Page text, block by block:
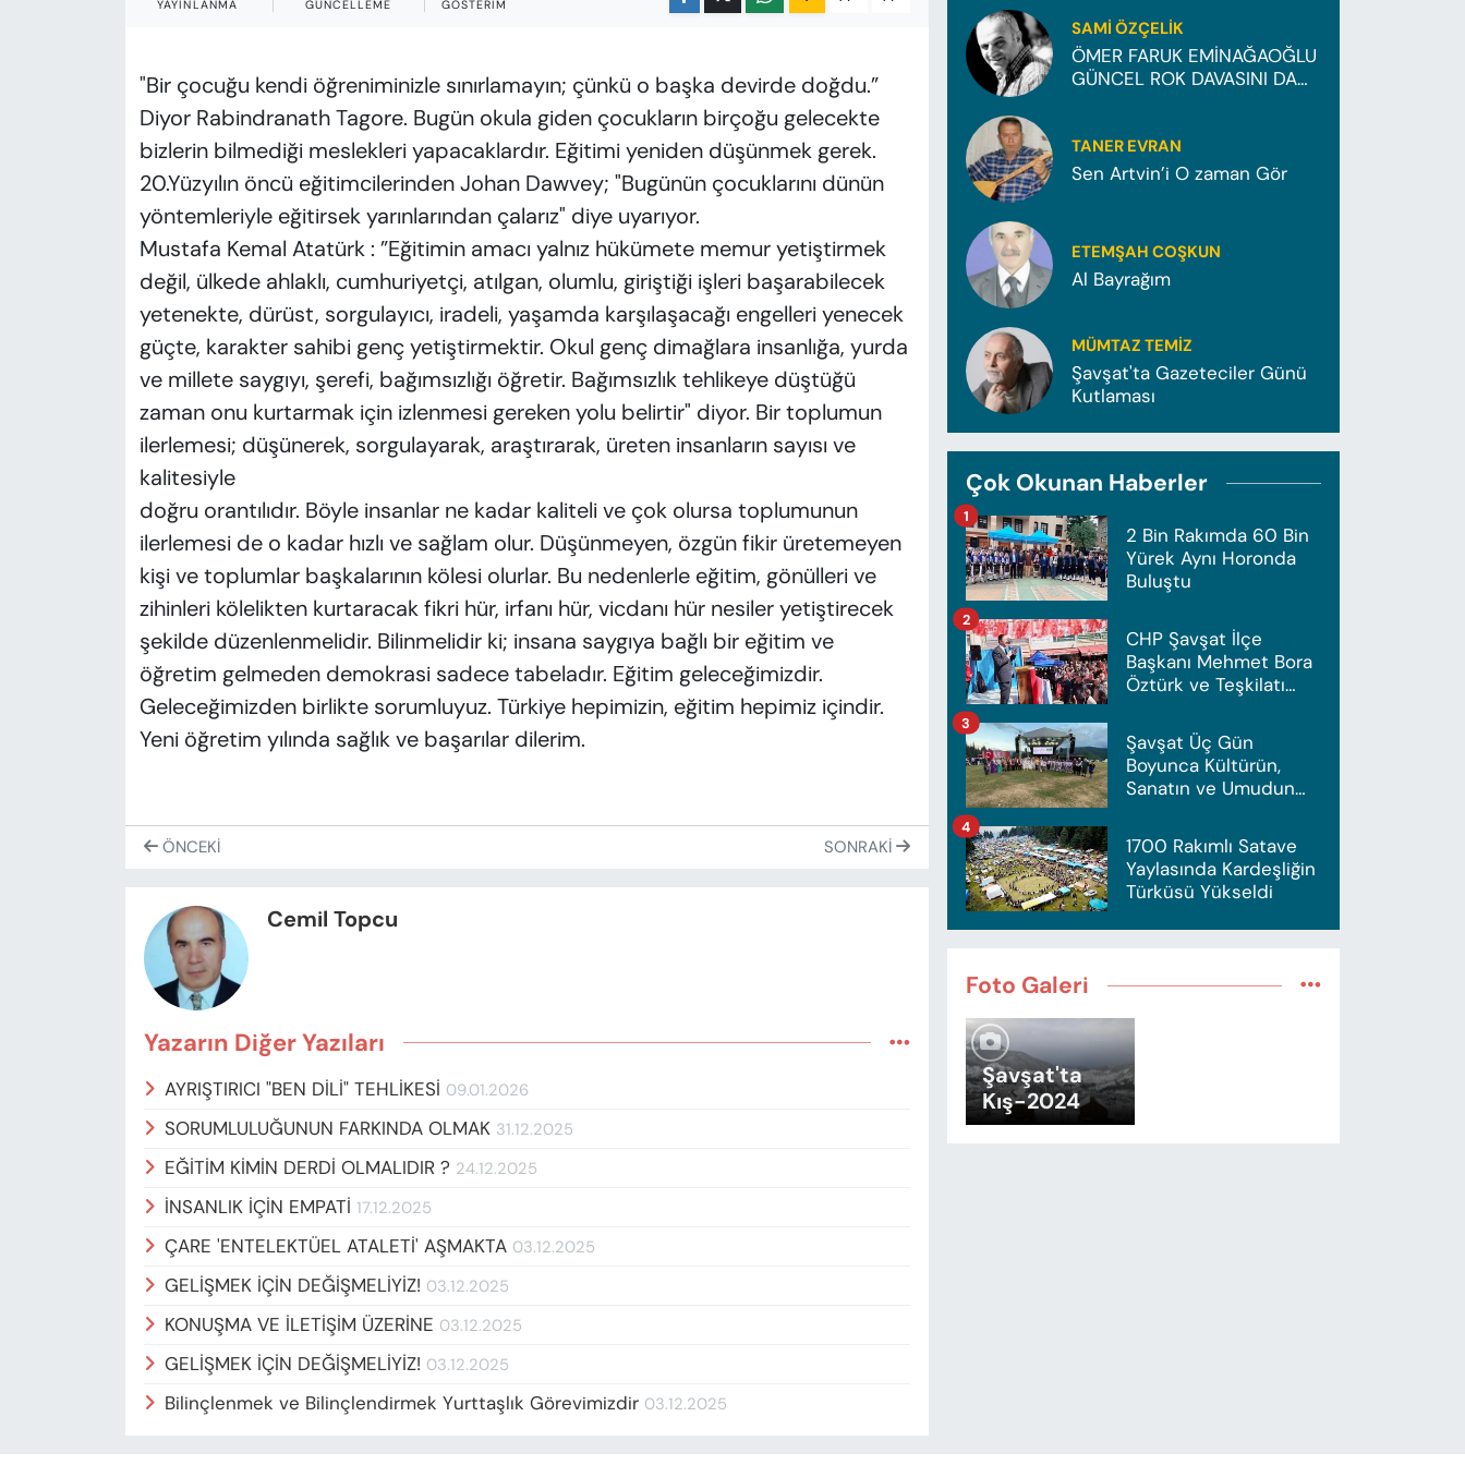
YAYINLANMA GÜNCELLEME GÖSTERIM
"Bir çocuğu kendi öğreniminizle sınırlamayın; çünkü o başka devirde doğdu.”
Diyor Rabindranath Tagore. Bugün okula giden çocukların birçoğu gelecekte
bizlerin bilmediği meslekleri yapacaklardır. Eğitimi yeniden düşünmek gerek.
20.Yüzyılın öncü eğitimcilerinden Johan Dawvey; "Bugünün çocuklarını dünün
yöntemleriyle eğitirsek yarınlarından çalarız" diye uyarıyor.
Mustafa Kemal Atatürk : ”Eğitimin amacı yalnız hükümete memur yetiştirmek
değil, ülkede ahlaklı, cumhuriyetçi, atılgan, olumlu, giriştiği işleri başarabilecek
yetenekte, dürüst, sorgulayıcı, iradeli, yaşamda karşılaşacağı engelleri yenecek
güçte, karakter sahibi genç yetiştirmektir. Okul genç dimağlara insanlığa, yurda
ve millete saygıyı, şerefi, bağımsızlığı öğretir. Bağımsızlık tehlikeye düştüğü
zaman onu kurtarmak için izlenmesi gereken yolu belirtir" diyor. Bir toplumun
ilerlemesi; düşünerek, sorgulayarak, araştırarak, üreten insanların sayısı ve
kalitesiyle
doğru orantılıdır. Böyle insanlar ne kadar kaliteli ve çok olursa toplumunun
ilerlemesi de o kadar hızlı ve sağlam olur. Düşünmeyen, özgün fikir üretemeyen
kişi ve toplumlar başkalarının kölesi olurlar. Bu nedenlerle eğitim, gönülleri ve
zihinleri kölelikten kurtaracak fikri hür, irfanı hür, vicdanı hür nesiler yetiştirecek
şekilde düzenlenmelidir. Bilinmelidir ki; insana saygıya bağlı bir eğitim ve
öğretim gelmeden demokrasi sadece tabeladır. Eğitim geleceğimizdir.
Geleceğimizden birlikte sorumluyuz. Türkiye hepimizin, eğitim hepimiz içindir.
Yeni öğretim yılında sağlık ve başarılar dilerim.
ÖNCEKI SONRAKI
Cemil Topcu
Yazarın Diğer Yazıları
AYRIŞTIRICI "BEN DİLİ" TEHLİKESİ 09.01.2026
SORUMLULUĞUNUN FARKINDA OLMAK 31.12.2025
EĞİTİM KİMİN DERDİ OLMALIDIR ? 24.12.2025
İNSANLIK İÇİN EMPATİ 17.12.2025
ÇARE 'ENTELEKTÜEL ATALETİ' AŞMAKTA 03.12.2025
GELİŞMEK İÇİN DEĞİŞMELİYİZ! 03.12.2025
KONUŞMA VE İLETİŞİM ÜZERİNE 03.12.2025
GELİŞMEK İÇİN DEĞİŞMELİYİZ! 03.12.2025
Bilinçlenmek ve Bilinçlendirmek Yurttaşlık Görevimizdir 03.12.2025
SAMI ÖZÇELIK
ÖMER FARUK EMİNAĞAOĞLU
GÜNCEL ROK DAVASINI DA
TANER EVRAN
Sen Artvin’i O zaman Gör
ETEMŞAH COŞKUN
Al Bayrağım
MÜMTAZ TEMİZ
Şavşat'ta Gazeteciler Günü
Kutlaması
Çok Okunan Haberler
2 Bin Rakımda 60 Bin
Yürek Aynı Horonda
Buluştu
1
CHP Şavşat İlçe
Başkanı Mehmet Bora
Öztürk ve Teşkilatı
2
Şavşat Üç Gün
Boyunca Kültürün,
Sanatın ve Umudun
3
1700 Rakımlı Satave
Yaylasında Kardeşliğin
Türküsü Yükseldi
4
Foto Galeri
Şavşat'ta
Kış-2024